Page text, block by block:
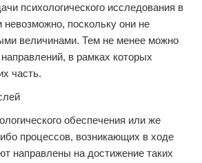
психологического исследования в
невозможно, поскольку они не
величинами. Тем не менее можно
в рамках которых
часть.
обеспечения или же
процессов, возникающих в ходе
направлены на достижение таких